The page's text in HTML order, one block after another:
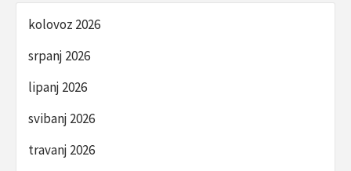
kolovoz 2026
srpanj 2026
lipanj 2026
svibanj 2026
travanj 2026